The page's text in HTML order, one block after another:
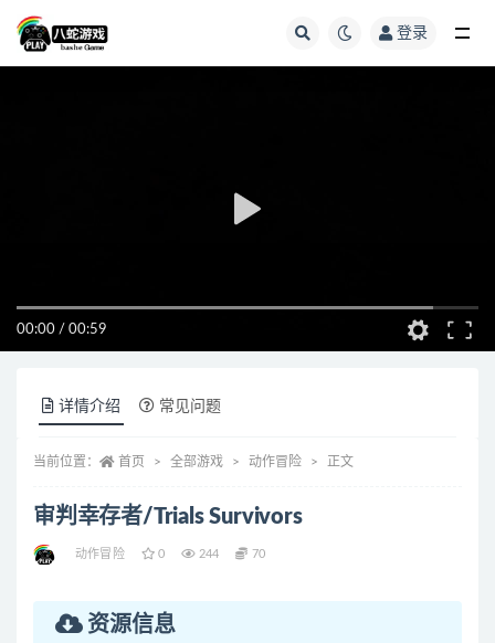
登录
00:00 / 00:59
详情介绍 常见问题
当前位置： 首页 全部游戏 动作冒险 正文
审判幸存者/Trials Survivors
动作冒险 0 244 70
资源信息